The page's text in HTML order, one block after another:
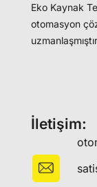
Eko Kaynak
otomasyon
İletişim: